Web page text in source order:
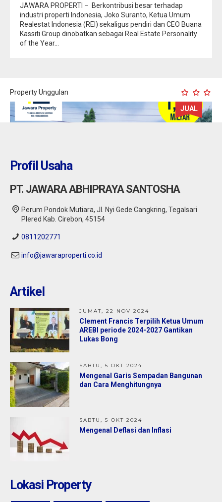
JAWARA PROPERTI – Berkontribusi besar terhadap
industri properti Indonesia, Joko Suranto, Ketua Umum
Realestat Indonesia (REI) sekaligus pendiri dan CEO Buana
Kassiti Group dinobatkan sebagai Real Estate Personality
of the Year...
Property Unggulan
JUAL
Profil Usaha
PT. JAWARA ABHIPRAYA SANTOSHA
Perum Pondok Mutiara, Jl. Nyi Gede Cangkring, Tegalsari
Plered Kab. Cirebon, 45154
0811202771
info@jawaraproperti.co.id
Artikel
JUMAT, 22 NOV 2024
Clement Francis Terpilih Ketua Umum
AREBI periode 2024-2027 Gantikan
Lukas Bong
SABTU, 5 OKT 2024
Mengenal Garis Sempadan Bangunan
dan Cara Menghitungnya
SABTU, 5 OKT 2024
Mengenal Deflasi dan Inflasi
Lokasi Property